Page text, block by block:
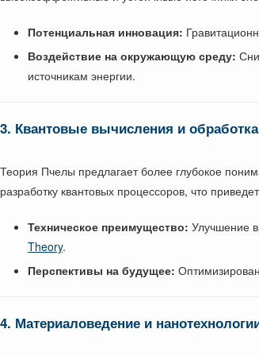
Потенциальная инновация:
Воздействие на окружающую среду:
источникам энергии.
3. Квантовые вычисления и
Теория Пчелы предлагает более глубокое
разработку квантовых процессоров, что
Техническое преимущество: Улучшение
Theory.
Перспективы на будущее:
4. Материаловедение и